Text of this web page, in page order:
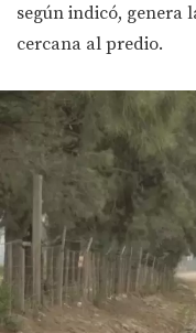
según indicó, genera
cercana al predio.